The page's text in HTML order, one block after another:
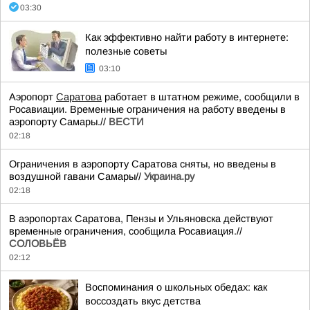
03:30
Как эффективно найти работу в интернете:
полезные советы
03:10
Аэропорт Саратова работает в штатном режиме, сообщили в
Росавиации. Временные ограничения на работу введены в
аэропорту Самары.// ВЕСТИ
02:18
Ограничения в аэропорту Саратова сняты, но введены в
воздушной гавани Самары// Украина.ру
02:18
В аэропортах Саратова, Пензы и Ульяновска действуют
временные ограничения, сообщила Росавиация.//
СОЛОВЬЁВ
02:12
Воспоминания о школьных обедах: как
воссоздать вкус детства